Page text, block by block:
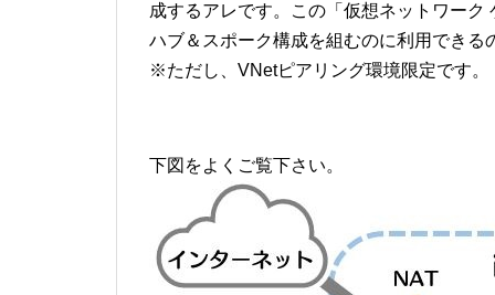
成するアレです。この「仮想ネットワー
ハブ＆スポーク構成を組むのに利用できる
※ただし、VNetピアリング環境限定です。
下図をよくご覧下さい。